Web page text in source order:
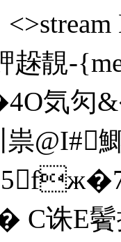
魻趓靚
気灳
@I#
C诛E